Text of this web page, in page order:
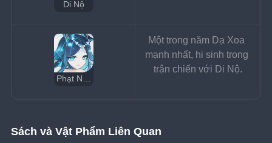
Di Nộ
Phạt Nan
Một trong năm Dạ Xoa
mạnh nhất, hi sinh trong
trận chiến với Di Nộ.
Sách và Vật Phẩm Liên Quan